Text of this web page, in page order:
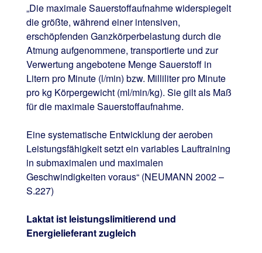
„Die maximale Sauerstoffaufnahme widerspiegelt
die größte, während einer intensiven,
erschöpfenden Ganzkörperbelastung durch die
Atmung aufgenommene, transportierte und zur
Verwertung angebotene Menge Sauerstoff in
Litern pro Minute (l/min) bzw. Milliliter pro Minute
pro kg Körpergewicht (ml/min/kg). Sie gilt als Maß
für die maximale Sauerstoffaufnahme.
Eine systematische Entwicklung der aeroben
Leistungsfähigkeit setzt ein variables Lauftraining
in submaximalen und maximalen
Geschwindigkeiten voraus“ (NEUMANN 2002 –
S.227)
Laktat ist leistungslimitierend und
Energielieferant zugleich